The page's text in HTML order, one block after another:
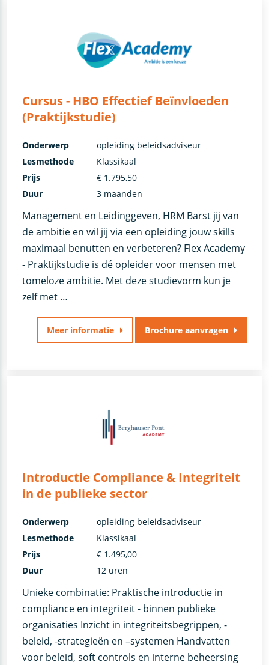
Cursus - HBO Effectief Beïnvloeden
(Praktijkstudie)
Management en Leidinggeven, HRM Barst jij van
de ambitie en wil jij via een opleiding jouw skills
maximaal benutten en verbeteren? Flex Academy
- Praktijkstudie is dé opleider voor mensen met
tomeloze ambitie. Met deze studievorm kun je
zelf met …
Onderwerp
opleiding beleidsadviseur
Lesmethode
Klassikaal
Prijs
€ 1.795,50
Duur
3 maanden
Meer informatie Brochure aanvragen
Introductie Compliance & Integriteit
in de publieke sector
Unieke combinatie: Praktische introductie in
compliance en integriteit - binnen publieke
organisaties Inzicht in integriteitsbegrippen, -
beleid, -strategieën en –systemen Handvatten
voor beleid, soft controls en interne beheersing
Onderwerp
opleiding beleidsadviseur
Lesmethode
Klassikaal
Prijs
€ 1.495,00
Duur
12 uren